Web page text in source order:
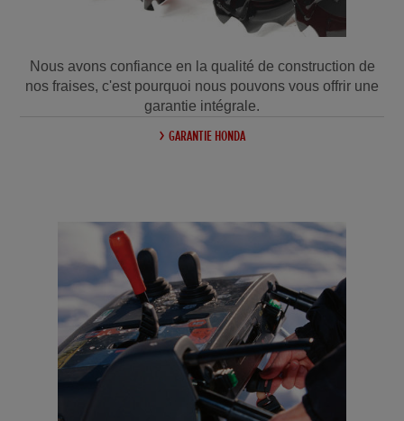
Nous avons confiance en la qualité de construction de
nos fraises, c'est pourquoi nous pouvons vous offrir une
garantie intégrale.
GARANTIE HONDA